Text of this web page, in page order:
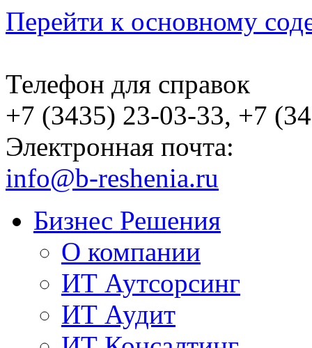
Перейти к основному
Телефон для справок
+7 (3435) 23-03-33, +7
Электронная почта:
info@b-reshenia.ru
Бизнес Решения
О компании
ИТ Аутсорсинг
ИТ Аудит